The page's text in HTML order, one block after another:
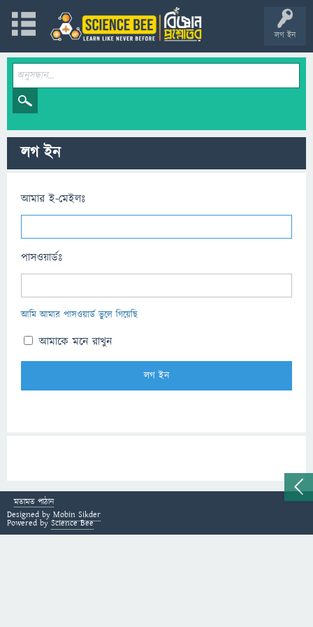
লগ ইন
লগ ইন
আমার ই-মেইলঃ
পাসওয়ার্ডঃ
আমি আমার পাসওয়ার্ড ভুলে গিয়েছি
আমাকে মনে রাখুন
মতামত পাঠান
Designed by Mobin Sikder
Powered by Science Bee